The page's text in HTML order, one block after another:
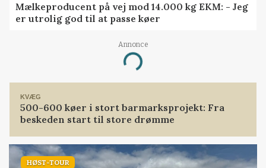
Mælkeproducent på vej mod 14.000 kg EKM: - Jeg
er utrolig god til at passe køer
Annonce
Loading...
KVÆG
500-600 køer i stort barmarksprojekt: Fra
beskeden start til store drømme
HØST-TOUR